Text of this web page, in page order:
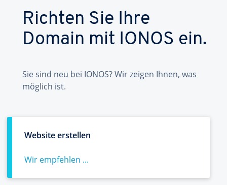
Richten Sie Ihre
Domain mit IONOS ein.
Sie sind neu bei IONOS? Wir zeigen Ihnen, was
möglich ist.
Website erstellen
Wir empfehlen ...